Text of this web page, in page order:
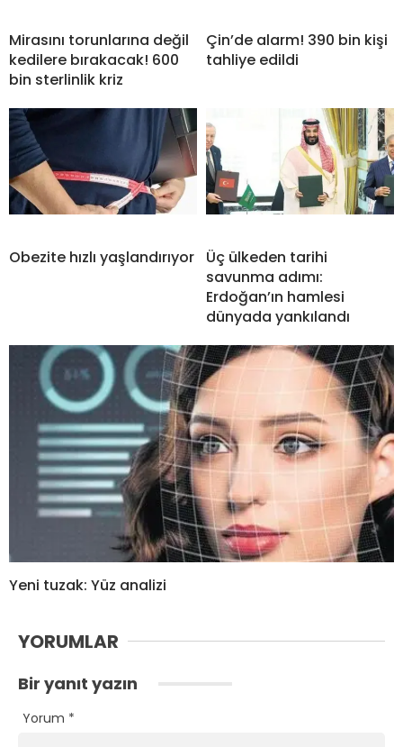
Mirasını torunlarına değil
kedilere bırakacak! 600
bin sterlinlik kriz
Çin’de alarm! 390 bin kişi
tahliye edildi
Obezite hızlı yaşlandırıyor
Üç ülkeden tarihi
savunma adımı:
Erdoğan’ın hamlesi
dünyada yankılandı
Yeni tuzak: Yüz analizi
YORUMLAR
Bir yanıt yazın
Yorum *